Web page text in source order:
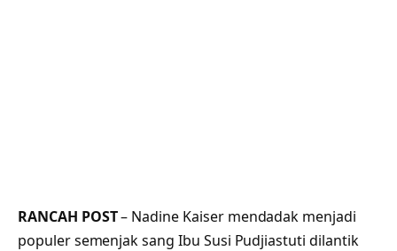
RANCAH POST– Nadine Kaiser mendadak menjadi
populer semenjak sang Ibu Susi Pudjiastuti dilantik